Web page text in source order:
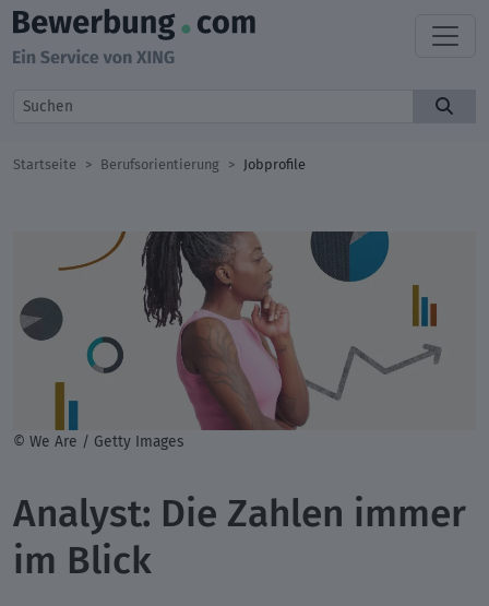
Startseite Berufsorientierung Jobprofile
© We Are / Getty Images
Analyst: Die Zahlen immer
im Blick